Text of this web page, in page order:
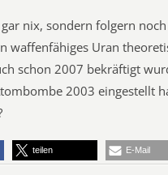
nix, sondern folgern
waffenfähiges Uran
schon 2007 bekräftigt
2003 eingestellt
teilen E-Mail